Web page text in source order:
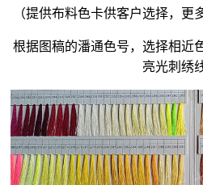
（提供布料色卡供客户选择，更
根据图稿的潘通色号，选择相近
亮光刺绣